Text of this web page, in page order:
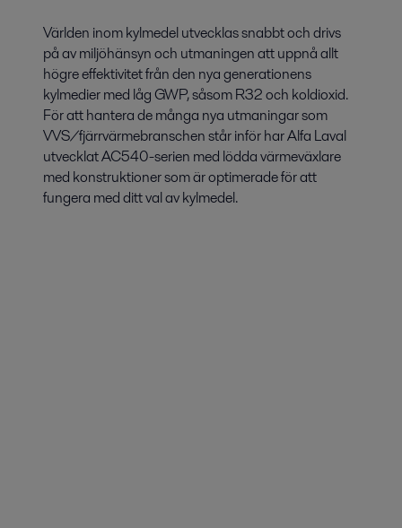
Världen inom kylmedel utvecklas snabbt och drivs
på av miljöhänsyn och utmaningen att uppnå allt
högre effektivitet från den nya generationens
kylmedier med låg GWP, såsom R32 och koldioxid.
För att hantera de många nya utmaningar som
VVS/fjärrvärmebranschen står inför har Alfa Laval
utvecklat AC540-serien med lödda värmeväxlare
med konstruktioner som är optimerade för att
fungera med ditt val av kylmedel.